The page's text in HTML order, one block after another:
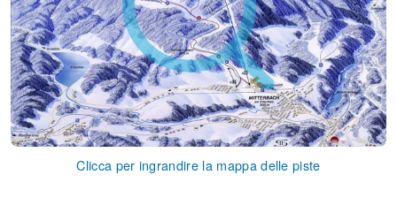
Clicca per ingrandire la mappa delle piste